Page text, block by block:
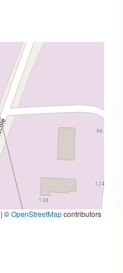
| ©OpenStreetMapcontributors